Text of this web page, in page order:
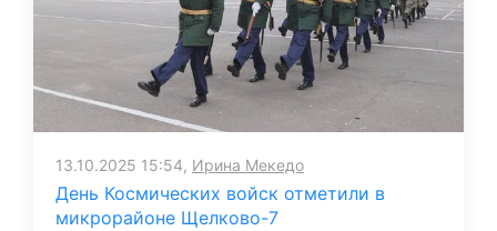
13.10.2025 15:54, Ирина Мекедо
День Космических войск отметили в
микрорайоне Щелково-7